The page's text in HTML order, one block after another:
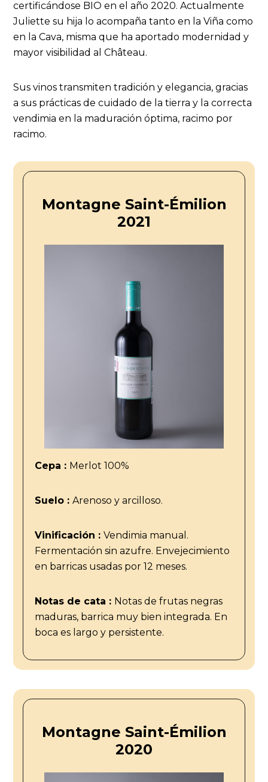
certificándose BIO en el año 2020. Actualmente
Juliette su hija lo acompaña tanto en la Viña como
en la Cava, misma que ha aportado modernidad y
mayor visibilidad al Château.
Sus vinos transmiten tradición y elegancia, gracias
a sus prácticas de cuidado de la tierra y la correcta
vendimia en la maduración óptima, racimo por
racimo.
Montagne Saint-Émilion
2021
Cepa : Merlot 100%
Suelo : Arenoso y arcilloso.
Vinificación : Vendimia manual.
Fermentación sin azufre. Envejecimiento
en barricas usadas por 12 meses.
Notas de cata : Notas de frutas negras
maduras, barrica muy bien integrada. En
boca es largo y persistente.
Montagne Saint-Émilion
2020